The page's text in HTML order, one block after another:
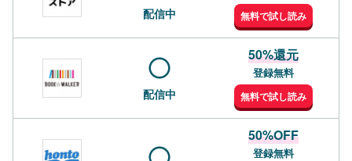
配信中 無料で試し読み
配信中
50%還元
登録無料
無料で試し読み
50%OFF
登録無料